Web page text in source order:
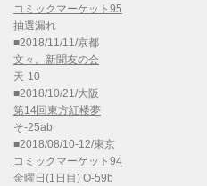
コミックマーケット95
抽選漏れ
■2018/11/11/京都
文々。新聞友の会
天-10
■2018/10/21/大阪
第14回東方紅楼夢
そ-25ab
■2018/08/10-12/東京
コミックマーケット94
金曜日(1日目) O-59b